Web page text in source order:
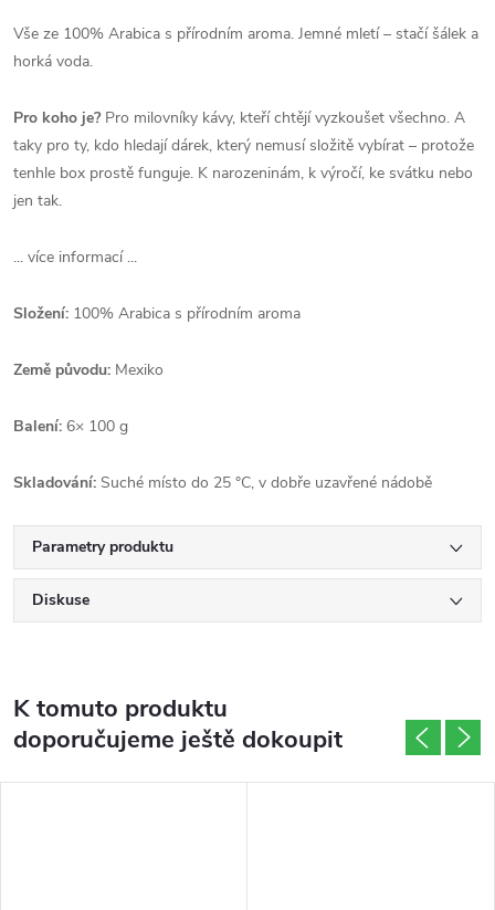
Vše ze 100% Arabica s přírodním aroma. Jemné mletí – stačí šálek a
horká voda.
Pro koho je?Pro milovníky kávy, kteří chtějí vyzkoušet všechno. A
taky pro ty, kdo hledají dárek, který nemusí složitě vybírat – protože
tenhle box prostě funguje. K narozeninám, k výročí, ke svátku nebo
jen tak.
... více informací ...
Složení: 100% Arabica s přírodním aroma
Země původu: Mexiko
Balení: 6× 100 g
Skladování: Suché místo do 25 °C, v dobře uzavřené nádobě
Parametry produktu
Diskuse
K tomuto produktu
doporučujeme ještě dokoupit